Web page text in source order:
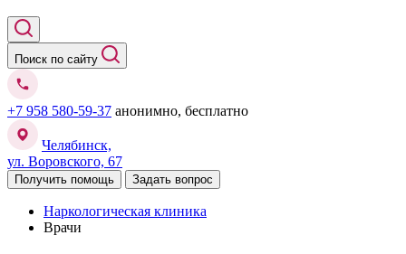
Поиск по сайту
+7 958 580-59-37 анонимно, бесплатно
Челябинск,
ул. Воровского, 67
Получить помощь Задать вопрос
Наркологическая клиника
Врачи